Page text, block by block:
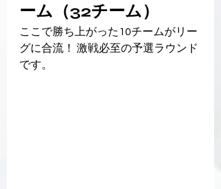
ーム（32チーム）
ここで勝ち上がった10チームがリー
グに合流！ 激戦必至の予選ラウンド
です。